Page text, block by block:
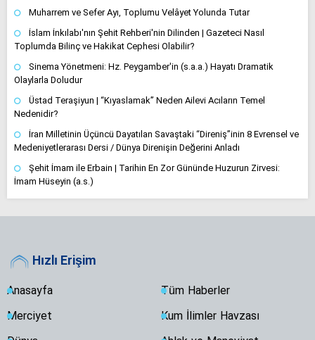
Muharrem ve Sefer Ayı, Toplumu Velâyet Yolunda Tutar
İslam İnkılabı'nın Şehit Rehberi'nin Dilinden | Gazeteci Nasıl
Toplumda Bilinç ve Hakikat Cephesi Olabilir?
Sinema Yönetmeni: Hz. Peygamber'in (s.a.a.) Hayatı Dramatik
Olaylarla Doludur
Üstad Teraşiyun | “Kıyaslamak” Neden Ailevi Acıların Temel
Nedenidir?
İran Milletinin Üçüncü Dayatılan Savaştaki “Direniş”inin 8 Evrensel ve
Medeniyetlerarası Dersi / Dünya Direnişin Değerini Anladı
Şehit İmam ile Erbain | Tarihin En Zor Gününde Huzurun Zirvesi:
İmam Hüseyin (a.s.)
Hızlı Erişim
Anasayfa
Tüm Haberler
Merciyet
Kum İlimler Havzası